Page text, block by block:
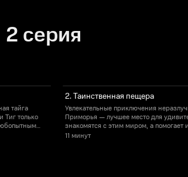
серия
тайга
Тиг только
терпится
2. Таинственная пещера
Увлекательные приключения
Приморья — лучшее место для
знакомятся с этим миром, а
друзьям легенды о крае: о жгучем
11 минут